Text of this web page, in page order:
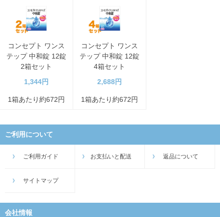
コンセプト ワンス
テップ 中和錠 12錠
2箱セット
1,344円
1箱あたり約672円
コンセプト ワンス
テップ 中和錠 12錠
4箱セット
2,688円
1箱あたり約672円
ご利用について
ご利用ガイド お支払いと配送 返品について
サイトマップ
会社情報